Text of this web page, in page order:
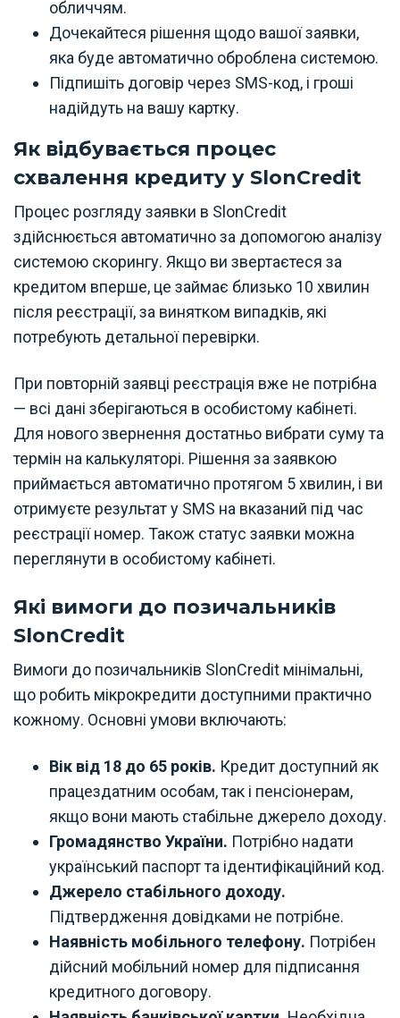
обличчям.
Дочекайтеся рішення щодо вашої заявки,
яка буде автоматично оброблена системою.
Підпишіть договір через SMS-код, і гроші
надійдуть на вашу картку.
Як відбувається процес
схвалення кредиту у SlonCredit
Процес розгляду заявки в SlonCredit
здійснюється автоматично за допомогою аналізу
системою скорингу. Якщо ви звертаєтеся за
кредитом вперше, це займає близько 10 хвилин
після реєстрації, за винятком випадків, які
потребують детальної перевірки.
При повторній заявці реєстрація вже не потрібна
— всі дані зберігаються в особистому кабінеті.
Для нового звернення достатньо вибрати суму та
термін на калькуляторі. Рішення за заявкою
приймається автоматично протягом 5 хвилин, і ви
отримуєте результат у SMS на вказаний під час
реєстрації номер. Також статус заявки можна
переглянути в особистому кабінеті.
Які вимоги до позичальників
SlonCredit
Вимоги до позичальників SlonCredit мінімальні,
що робить мікрокредити доступними практично
кожному. Основні умови включають:
Вік від 18 до 65 років. Кредит доступний як
працездатним особам, так і пенсіонерам,
якщо вони мають стабільне джерело доходу.
Громадянство України. Потрібно надати
український паспорт та ідентифікаційний код.
Джерело стабільного доходу.
Підтвердження довідками не потрібне.
Наявність мобільного телефону. Потрібен
дійсний мобільний номер для підписання
кредитного договору.